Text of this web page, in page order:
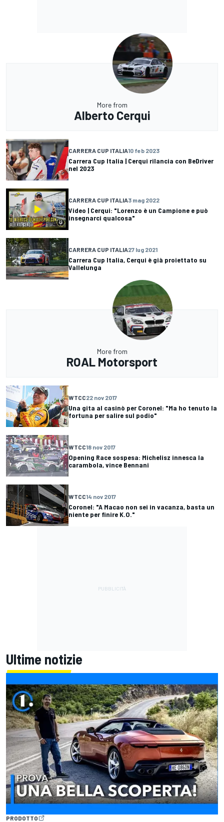
More from
Alberto Cerqui
CARRERA CUP ITALIA10 feb 2023
Carrera Cup Italia | Cerqui rilancia con BeDriver
nel 2023
CARRERA CUP ITALIA3 mag 2022
Video | Cerqui: "Lorenzo è un Campione e può
insegnarci qualcosa"
CARRERA CUP ITALIA27 lug 2021
Carrera Cup Italia, Cerqui è già proiettato su
Vallelunga
More from
ROAL Motorsport
WTCC22 nov 2017
Una gita al casinò per Coronel: "Ma ho tenuto la
fortuna per salire sul podio"
WTCC18 nov 2017
Opening Race sospesa: Michelisz innesca la
carambola, vince Bennani
WTCC14 nov 2017
Coronel: "A Macao non sei in vacanza, basta un
niente per finire K.O."
Ultime notizie
PRODOTTO